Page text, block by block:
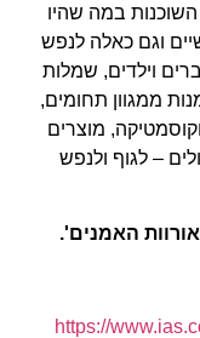
במה שהיו
וגם כאלה לנפש
וילדים, שמלות
ממגוון תחומים,
מוצרים
– לגוף ולנפש
האמנים'.
https://